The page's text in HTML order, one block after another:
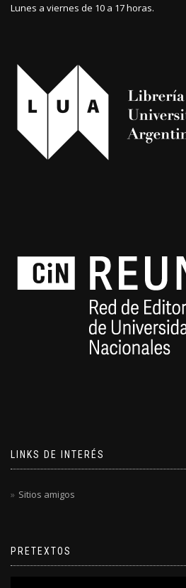
Lunes a viernes de 10 a 17 horas.
LINKS DE INTERÉS
Sitios amigos
PRETEXTOS